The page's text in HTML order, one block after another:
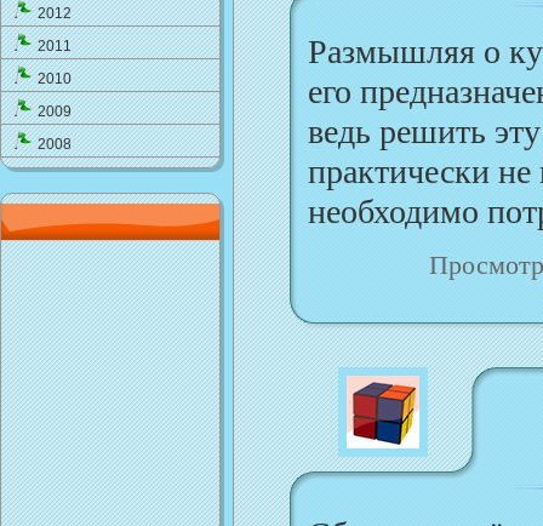
2012
2011
2010
2009
2008
Размышляя о
его
ведь решить
практически
необходимо